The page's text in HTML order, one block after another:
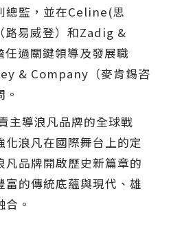
總監，並在Celine(思
易威登）和Zadig &
過關鍵領導及發展職
& Company（麥肯錫咨
主導浪凡品牌的全球戰
浪凡在國際舞台上的定
品牌開啟歷史新篇章的
的傳統底蘊與現代、雄
。